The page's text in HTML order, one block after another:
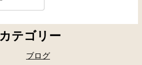
カテゴリー
ブログ